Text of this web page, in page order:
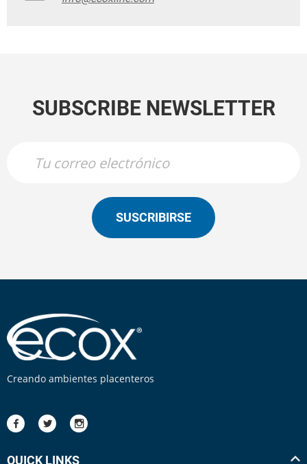
SUBSCRIBE NEWSLETTER
SUSCRIBIRSE
Creando ambientes placenteros
QUICK LINKS